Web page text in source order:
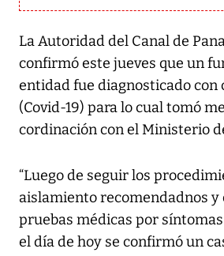
La Autoridad del Canal de
confirmó este jueves que un
entidad fue diagnosticado con
(Covid-19) para lo cual tomó
cordinación con el Ministerio
“Luego de seguir los
aislamiento recomendadnos y
pruebas médicas por
el día de hoy se confirmó un